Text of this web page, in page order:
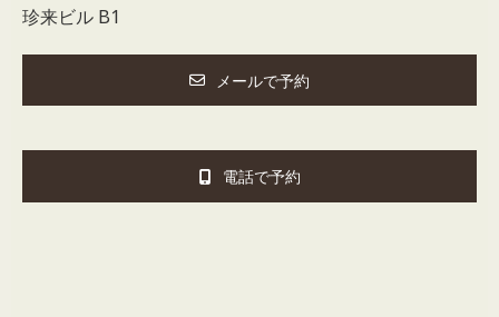
珍来ビル B1
メールで予約
電話で予約